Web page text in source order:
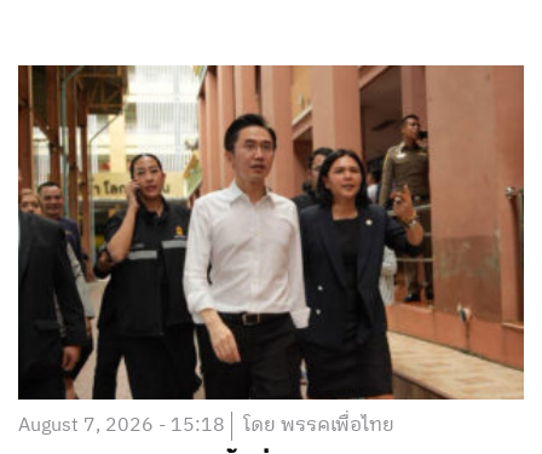
August 7, 2026 - 15:18 โดย พรรคเพื่อไทย